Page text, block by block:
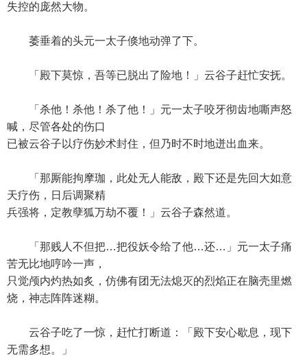
失控的庞然大物。
萎垂着的头元一太子倏地动弹了下。
「殿下莫惊，吾等已脱出了险地！」云谷子赶忙安抚。
「杀他！杀他！杀了他！」元一太子咬牙彻齿地嘶声怒
喊，尽管各处的伤口
已被云谷子以疗伤妙术封住，但乃时不时地迸出血来。
「那厮能拘摩珈，此处无人能敌，殿下还是先回大如意
天疗伤，日后调聚精
兵强将，定教孽狐万劫不覆！」云谷子森然道。
「那贱人不但把…把役妖令给了他…还…」元一太子痛
苦无比地哼吟一声，
只觉颅内灼热如炙，仿佛有团无法熄灭的烈焰正在脑壳里燃
烧，神志阵阵迷糊。
云谷子吃了一惊，赶忙打断道：「殿下安心歇息，现下
无需多想。」